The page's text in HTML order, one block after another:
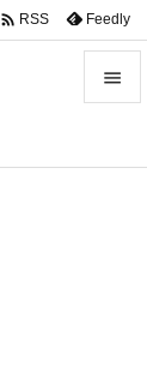

 RSS Feedly